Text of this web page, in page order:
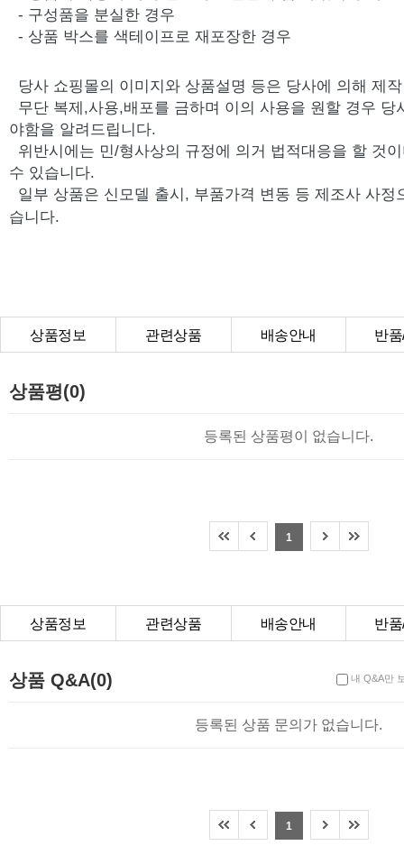
- 구성품을 분실한 경우
- 상품 박스를 색테이프로 재포장한 경우
당사 쇼핑몰의 이미지와 상품설명 등은 당사에 의해 제
무단 복제,사용,배포를 금하며 이의 사용을 원할 경우 당
야함을 알려드립니다.
위반시에는 민/형사상의 규정에 의거 법적대응을 할 것
수 있습니다.
일부 상품은 신모델 출시, 부품가격 변동 등 제조사 사정
습니다.
상품정보 관련상품 배송안내 반
상품평(0)
등록된 상품평이 없습니다.
1
상품정보 관련상품 배송안내 반
상품 Q&A(0) 내 Q&A만
등록된 상품 문의가 없습니다.
1